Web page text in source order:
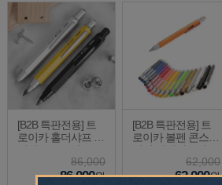
[B2B 특판전용] 트
로이카 홀더샤프 짐
86,000
86,000원
[B2B 특판전용] 트
로이카 볼펜 콘스트
62,000
62,000원